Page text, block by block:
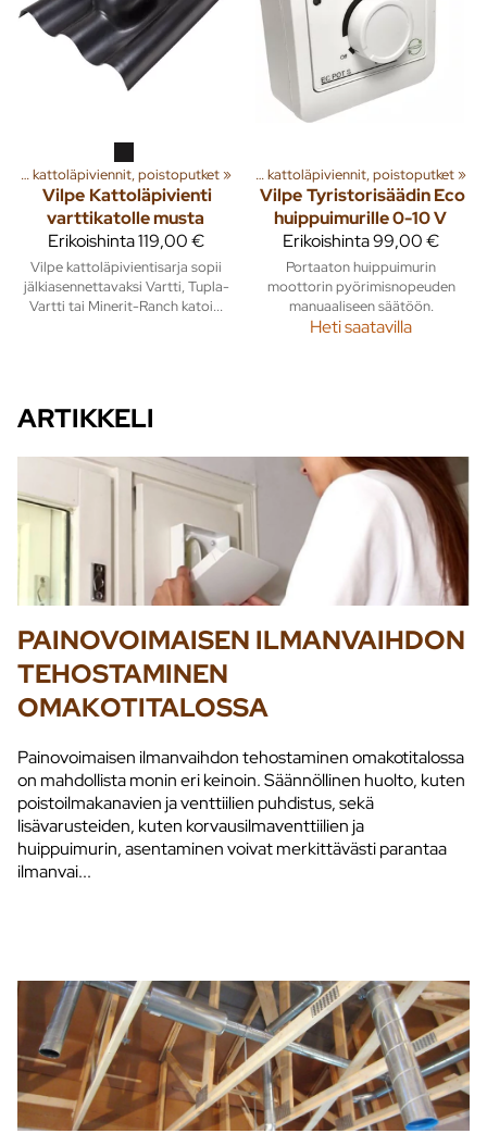
Huippuimurit, kattoläpiviennit, poistoputket‪»
Vilpe Kattoläpivienti
varttikatolle musta
Erikoishinta119,00 €
Vilpe kattoläpivientisarja sopii
jälkiasennettavaksi Vartti, Tupla-
Vartti tai Minerit-Ranch katoi...
Rakenna ‪» Ilmanvaihto‪» Huippuimurit, kattoläpiviennit, poistoputket‪»
Vilpe Tyristorisäädin Eco
huippuimurille 0-10 V
Erikoishinta99,00 €
Portaaton huippuimurin
moottorin pyörimisnopeuden
manuaaliseen säätöön.
Heti saatavilla
ARTIKKELI
PAINOVOIMAISEN ILMANVAIHDON
TEHOSTAMINEN
OMAKOTITALOSSA
Painovoimaisen ilmanvaihdon tehostaminen omakotitalossa
on mahdollista monin eri keinoin. Säännöllinen huolto, kuten
poistoilmakanavien ja venttiilien puhdistus, sekä
lisävarusteiden, kuten korvausilmaventtiilien ja
huippuimurin, asentaminen voivat merkittävästi parantaa
ilmanvai...